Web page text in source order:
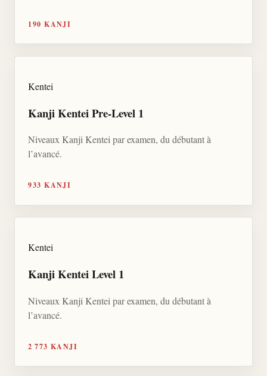
190 KANJI
Kentei
Kanji Kentei Pre-Level 1
Niveaux Kanji Kentei par examen, du débutant à
l’avancé.
933 KANJI
Kentei
Kanji Kentei Level 1
Niveaux Kanji Kentei par examen, du débutant à
l’avancé.
2 773 KANJI